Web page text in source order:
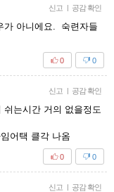
신고 | 공감 확인
가 아니에요. 숙련자들
0
0
신고 | 공감 확인
쉬는시간 거의 없을정도
어택 클각 나옴
0
0
신고 | 공감 확인